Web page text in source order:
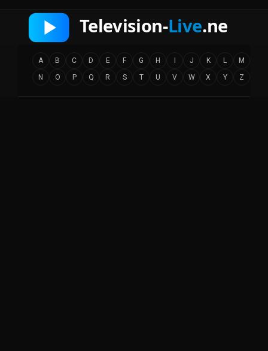
A B C D E F G H J K L
M
N
O P Q R S T U V W X Y Z